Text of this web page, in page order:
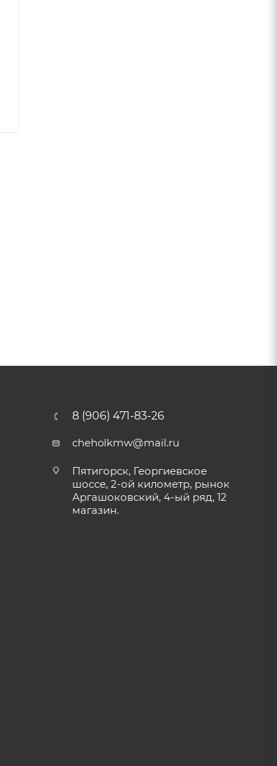
8 (906) 471-83-26
cheholkmw@mail.ru
Пятигорск, Георгиевское
шоссе, 2-ой километр, рынок
Аргашоковский, 4-ый ряд, 12
магазин.